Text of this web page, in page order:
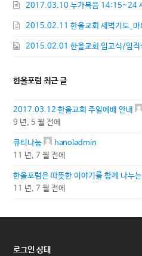
2017.03.10 누가복음 14:15~24
2015.02.11 한올교회 새벽기도_
2015.02.01 한올교회 입교식/임직
한올포럼 최근 글
2017.03.12 한올교회 주일예배 안내
9 년, 5 월 전에
큐티나눔
hanoladmin
11 년, 7 월 전에
한올포럼은 따뜻한 이야기를 함께 나누
11 년, 7 월 전에
로그인 상태